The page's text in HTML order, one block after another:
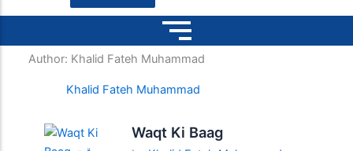
Author: Khalid Fateh Muhammad
Khalid Fateh Muhammad
Waqt Ki Baag